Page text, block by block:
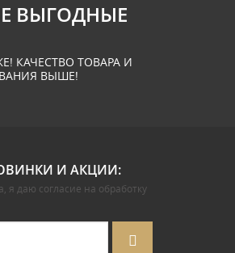
ВЫГОДНЫЕ
КАЧЕСТВО ТОВАРА И
ВЫШЕ!
И АКЦИИ:
я даю согласие на обработку